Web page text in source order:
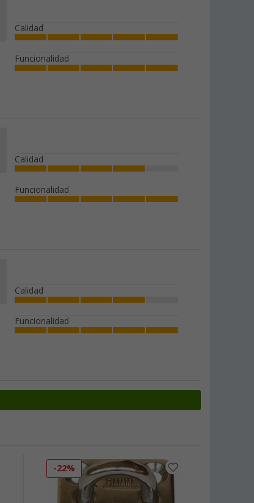
Calidad
Funcionalidad
Calidad
Funcionalidad
Calidad
Funcionalidad
-22%